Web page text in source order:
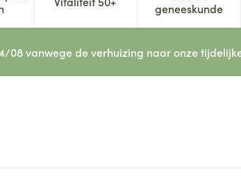
hygiëne categorie
voeding en vitamines categorie
submenu voor Zwangerschap en kinderen
Toon submenu voor Vitaliteit
geneeskunde
Toon
08 vanwege de verhuizing naar onze